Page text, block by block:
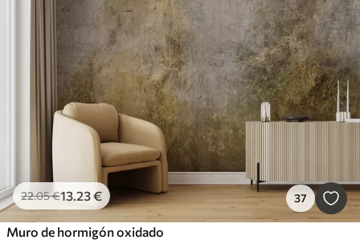
22.05€13.23€ 37
Muro de hormigón oxidado